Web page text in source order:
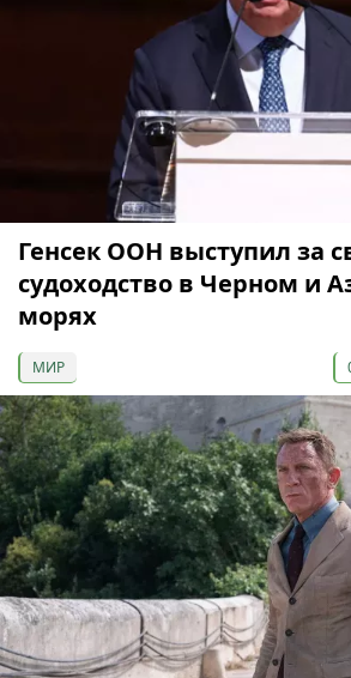
Генсек ООН выступил за
судоходство в Черном и
морях
МИР